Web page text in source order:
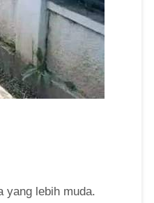
yang lebih muda.